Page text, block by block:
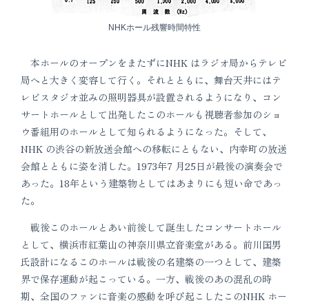
NHKホール残響時間特性
本ホールのオープンをまたずにNHK はラジオ局からテレビ
局へと大きく変容して行く。それとともに、舞台天井にはテ
レビスタジオ並みの照明器具が設置されるようになり、コン
サートホールとして出発したこのホールも視聴者参加のショ
ウ番組用のホールとして知られるようになった。そして、
NHK の渋谷の新放送会館への移転にともない、内幸町の放送
会館とともに姿を消した。1973年7 月25日が最後の演奏会で
あった。18年という建築物としてはあまりにも短い命であっ
た。
戦後このホールとあい前後して誕生したコンサートホール
として、横浜市紅葉山の神奈川県立音楽堂がある。前川国男
氏設計になるこのホールは戦後の名建築の一つとして、建築
界で保存運動が起こっている。一方、戦後のあの混乱の時
期、全国のファンに音楽の感動を呼び起こしたこのNHK ホー